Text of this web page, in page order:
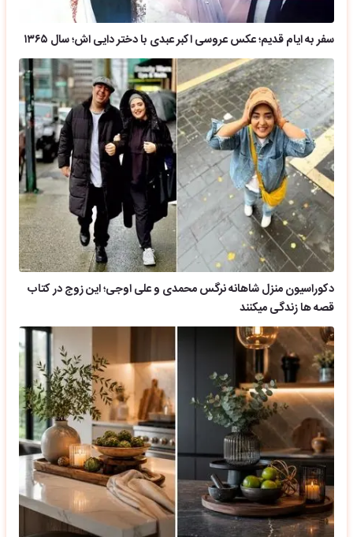
سفر به ایام قدیم؛ عکس عروسی اکبر عبدی با دختر دایی اش؛ سال ۱۳۶۵
دکوراسیون منزل شاهانه نرگس محمدی و علی اوجی؛ این زوج در کتاب
قصه ها زندگی میکنند